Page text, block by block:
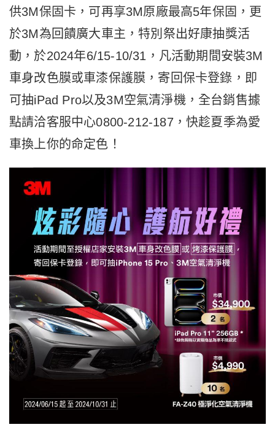
供3M保固卡，可再享3M原廠最高5年保固，更
於3M為回饋廣大車主，特別祭出好康抽獎活
動，於2024年6/15-10/31，凡活動期間安裝3M
車身改色膜或車漆保護膜，寄回保卡登錄，即
可抽iPad Pro以及3M空氣清淨機，全台銷售據
點請洽客服中心0800-212-187，快趁夏季為愛
車換上你的命定色！